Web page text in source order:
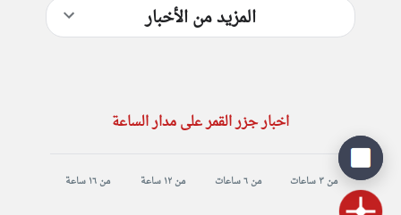
المزيد من الأخبار
اخبار جزر القمر على مدار الساعة
من ٣ ساعات من ٦ ساعات من ١٢ ساعة من ١٦ ساعة